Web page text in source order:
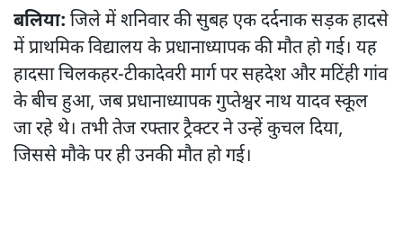
बलिया: जिले में शनिवार की सुबह एक दर्दनाक सड़क हादसे
में प्राथमिक विद्यालय के प्रधानाध्यापक की मौत हो गई। यह
हादसा चिलकहर-टीकादेवरी मार्ग पर सहदेश और मटिंही गांव
के बीच हुआ, जब प्रधानाध्यापक गुप्तेश्वर नाथ यादव स्कूल
जा रहे थे। तभी तेज रफ्तार ट्रैक्टर ने उन्हें कुचल दिया,
जिससे मौके पर ही उनकी मौत हो गई।